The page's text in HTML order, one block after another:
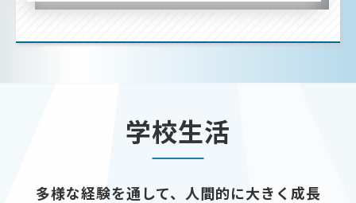
学校生活
多様な経験を通して、人間的に大きく成長